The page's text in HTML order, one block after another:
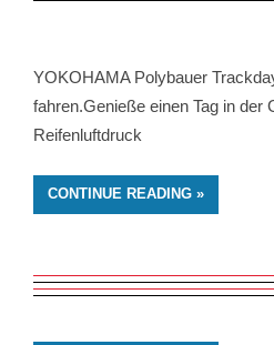
YOKOHAMA Polybauer
fahren.Genieße einen Tag in
Reifenluftdruck
CONTINUE READING